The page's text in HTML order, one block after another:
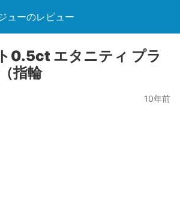
ューのレビュー
0.5ct エタニティ プラ
指輪
10年前